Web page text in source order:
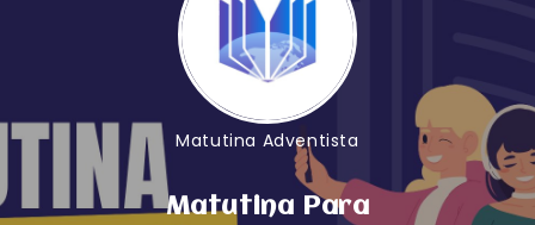
Matutina Adventista
Matutina Para